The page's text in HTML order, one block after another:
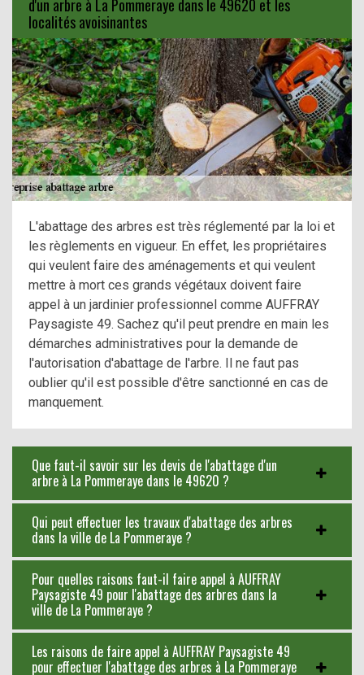
d'un arbre à La Pommeraye dans le 49620 et les
localités avoisinantes
L'abattage des arbres est très réglementé par la loi et
les règlements en vigueur. En effet, les propriétaires
qui veulent faire des aménagements et qui veulent
mettre à mort ces grands végétaux doivent faire
appel à un jardinier professionnel comme AUFFRAY
Paysagiste 49. Sachez qu'il peut prendre en main les
démarches administratives pour la demande de
l'autorisation d'abattage de l'arbre. Il ne faut pas
oublier qu'il est possible d'être sanctionné en cas de
manquement.
Que faut-il savoir sur les devis de l'abattage d'un
arbre à La Pommeraye dans le 49620 ?
Qui peut effectuer les travaux d'abattage des arbres
dans la ville de La Pommeraye ?
Pour quelles raisons faut-il faire appel à AUFFRAY
Paysagiste 49 pour l'abattage des arbres dans la
ville de La Pommeraye ?
Les raisons de faire appel à AUFFRAY Paysagiste 49
pour effectuer l'abattage des arbres à La Pommeraye